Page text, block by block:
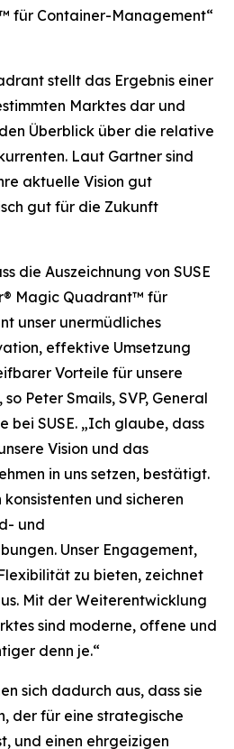
für Container-Management“
stellt das Ergebnis einer
Marktes dar und
Überblick über die relative
Laut Gartner sind
aktuelle Vision gut
gut für die Zukunft
die Auszeichnung von SUSE
Magic Quadrant™ für
unser unermüdliches
effektive Umsetzung
Vorteile für unsere
Peter Smails, SVP, General
bei SUSE. „Ich glaube, dass
Vision und das
in uns setzen, bestätigt.
und sicheren
und
Unser Engagement,
zu bieten, zeichnet
Mit der Weiterentwicklung
sind moderne, offene und
denn je.“
sich dadurch aus, dass sie
der für eine strategische
und einen ehrgeizigen